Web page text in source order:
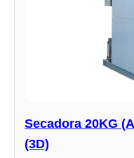
Secadora 20KG
(3D)